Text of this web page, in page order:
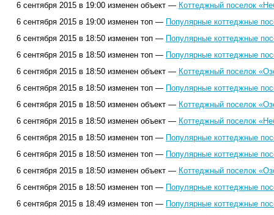
6 сентября 2015 в 19:00 изменен объект — Коттеджный поселок
6 сентября 2015 в 19:00 изменен топ — Популярные коттеджные
6 сентября 2015 в 18:50 изменен топ — Популярные коттеджные
6 сентября 2015 в 18:50 изменен топ — Популярные коттеджные
6 сентября 2015 в 18:50 изменен объект — Коттеджный поселок
6 сентября 2015 в 18:50 изменен топ — Популярные коттеджные
6 сентября 2015 в 18:50 изменен объект — Коттеджный поселок
6 сентября 2015 в 18:50 изменен объект — Коттеджный поселок
6 сентября 2015 в 18:50 изменен топ — Популярные коттеджные
6 сентября 2015 в 18:50 изменен топ — Популярные коттеджные
6 сентября 2015 в 18:50 изменен объект — Коттеджный поселок
6 сентября 2015 в 18:50 изменен топ — Популярные коттеджные
6 сентября 2015 в 18:49 изменен топ — Популярные коттеджные